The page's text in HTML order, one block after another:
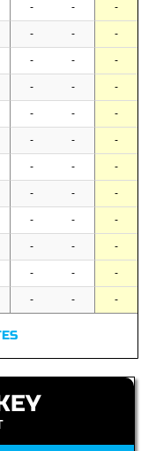
- - -
- - -
- - -
- - -
- - -
- - -
- - -
- - -
- - -
- - -
- - -
- - -